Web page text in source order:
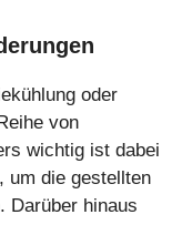
oder
von
wichtig ist dabei
, um die gestellten
Darüber hinaus